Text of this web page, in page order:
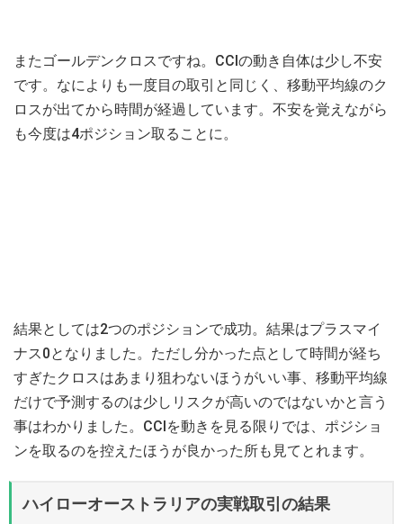
またゴールデンクロスですね。CCIの動き自体は少し不安
です。なによりも一度目の取引と同じく、移動平均線のク
ロスが出てから時間が経過しています。不安を覚えながら
も今度は4ポジション取ることに。
結果としては2つのポジションで成功。結果はプラスマイ
ナス0となりました。ただし分かった点として時間が経ち
すぎたクロスはあまり狙わないほうがいい事、移動平均線
だけで予測するのは少しリスクが高いのではないかと言う
事はわかりました。CCIを動きを見る限りでは、ポジショ
ンを取るのを控えたほうが良かった所も見てとれます。
ハイローオーストラリアの実戦取引の結果